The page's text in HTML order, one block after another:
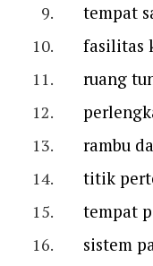
tempat
fasilitas
ruang
rambu
titik
tempat
sistem